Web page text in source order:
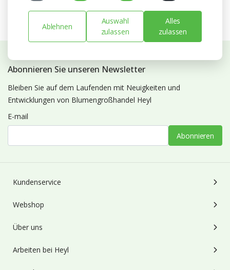
Abonnieren Sie unseren Newsletter
Bleiben Sie auf dem Laufenden mit Neuigkeiten und
Entwicklungen von Blumengroßhandel Heyl
E-mail
Abonnieren
Kundenservice
Webshop
Über uns
Arbeiten bei Heyl
Ablehnen
Auswahl
zulassen
Alles
zulassen